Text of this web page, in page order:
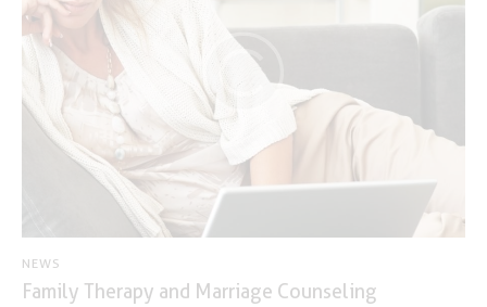
NEWS
Family Therapy and Marriage Counseling